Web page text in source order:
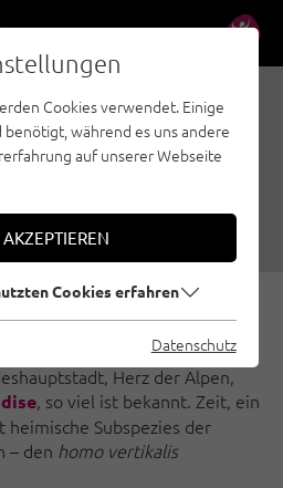
EN
UND DER
Sportklettern
wurde schon viel
Herz der Alpen,
, so viel ist bekannt. Zeit, ein
Subspezies der
– den homo vertikalis
Cookies verwendet. Einige
während es uns andere
auf unserer Webseite
Cookies erfahren
Datenschutz